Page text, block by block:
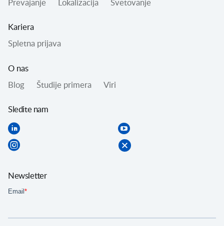
Prevajanje Lokalizacija Svetovanje
Kariera
Spletna prijava
O nas
Blog Študije primera Viri
Sledite nam
Newsletter